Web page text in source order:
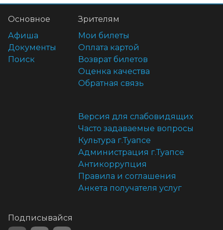
Основное
Афиша
Документы
Поиск
Зрителям
Мои билеты
Оплата картой
Возврат билетов
Оценка качества
Обратная связь
Версия для слабовидящих
Часто задаваемые вопросы
Культура г.Туапсе
Администрация г.Туапсе
Антикоррупция
Правила и соглашения
Анкета получателя услуг
Подписывайся